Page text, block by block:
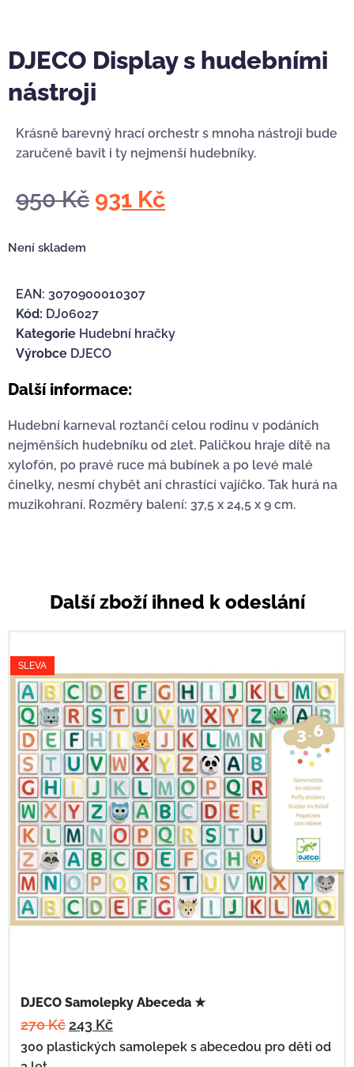
DJECO Display s hudebními
nástroji
Krásně barevný hrací orchestr s mnoha nástroji bude
zaručeně bavit i ty nejmenší hudebníky.
950Kč 931 Kč
Není skladem
EAN: 3070900010307
Kód: DJ06027
Kategorie Hudební hračky
Výrobce DJECO
Další informace:
Hudební karneval roztančí celou rodinu v podáních
nejměnších hudebníku od 2let. Paličkou hraje dítě na
xylofón, po pravé ruce má bubínek a po levé malé
činelky, nesmí chybět ani chrastící vajíčko. Tak hurá na
muzikohraní. Rozměry balení: 37,5 x 24,5 x 9 cm.
Další zboží ihned k odeslání
SLEVA
DJECO Samolepky Abeceda ★
270Kč 243 Kč
300 plastických samolepek s abecedou pro děti od